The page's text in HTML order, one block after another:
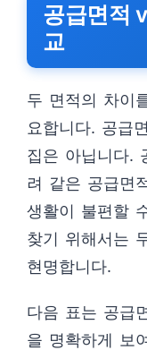
공급면적
교
두 면적의 차이
요합니다. 공급
집은 아닙니다.
려 같은 공급면
생활이 불편할
찾기 위해서는
현명합니다.
다음 표는 공급
을 명확하게 보